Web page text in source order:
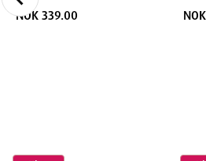
(blister)
NOK 339.00